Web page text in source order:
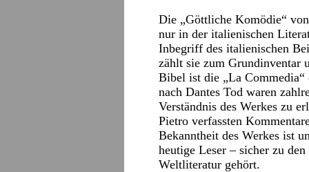
Die „Göttliche Komödie“
nur in der italienischen
Inbegriff des italienischen
zählt sie zum Grundinventar
Bibel ist die „La
nach Dantes Tod waren
Verständnis des Werkes zu
Pietro verfassten
Bekanntheit des Werkes ist
heutige Leser – sicher zu
Weltliteratur gehört.